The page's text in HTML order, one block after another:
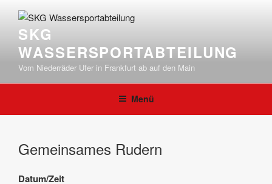
Inhalt
springenSKG
WASSERSPORTABTEILUNG
Vom Niederräder Ufer in Frankfurt ab auf den Main
Menü
Gemeinsames Rudern
Datum/Zeit